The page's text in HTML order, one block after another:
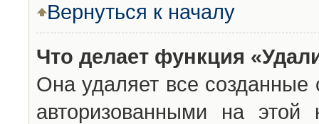
Вернуться к началу
Что делает функция
Она удаляет все созданные
авторизованными на